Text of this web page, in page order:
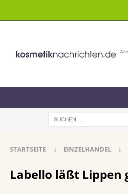
STARTSEITE EINZELHANDEL
Labello läßt Lippen